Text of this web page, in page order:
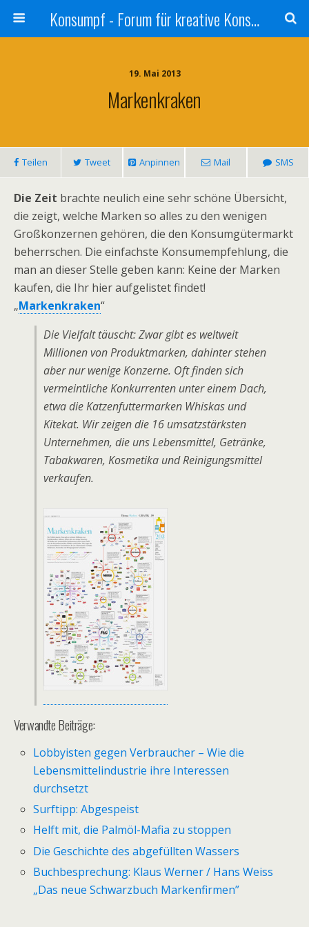
Konsumpf - Forum für kreative Konsumkritik - Culture Jamming, Nachhaltigkeit, Konzernkritik, Adbusting
19. Mai 2013
Markenkraken
Teilen Tweet Anpinnen Mail SMS
Die Zeit brachte neulich eine sehr schöne Übersicht,
die zeigt, welche Marken so alles zu den wenigen
Großkonzernen gehören, die den Konsumgütermarkt
beherrschen. Die einfachste Konsumempfehlung, die
man an dieser Stelle geben kann: Keine der Marken
kaufen, die Ihr hier aufgelistet findet!
„Markenkraken“
Die Vielfalt täuscht: Zwar gibt es weltweit
Millionen von Produktmarken, dahinter stehen
aber nur wenige Konzerne. Oft finden sich
vermeintliche Konkurrenten unter einem Dach,
etwa die Katzenfuttermarken Whiskas und
Kitekat. Wir zeigen die 16 umsatzstärksten
Unternehmen, die uns Lebensmittel, Getränke,
Tabakwaren, Kosmetika und Reinigungsmittel
verkaufen.
Verwandte Beiträge:
Lobbyisten gegen Verbraucher – Wie die
Lebensmittelindustrie ihre Interessen
durchsetzt
Surftipp: Abgespeist
Helft mit, die Palmöl-Mafia zu stoppen
Die Geschichte des abgefüllten Wassers
Buchbesprechung: Klaus Werner / Hans Weiss
„Das neue Schwarzbuch Markenfirmen”